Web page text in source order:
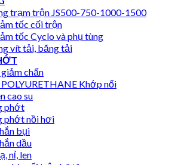
trạm trộn JS500-750-1000-1500
tốc cối trộn
tốc Cyclo và phụ tùng
vít tải, băng tải
giảm chấn
POLYURETHANE Khớp nối
cao su
phớt
phớt nồi hơi
bụi
dầu
nỉ, len